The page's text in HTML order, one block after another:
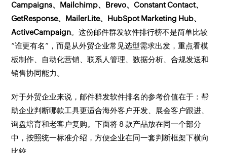
Campaigns、Mailchimp、Brevo、Constant Contact、
GetResponse、MailerLite、HubSpot Marketing Hub、
ActiveCampaign。这份邮件群发软件排行榜不是简单比较
“谁更有名”，而是从外贸企业常见选型需求出发，重点看模
板制作、自动化营销、联系人管理、数据分析、合规发送和
销售协同能力。
对于外贸企业来说，邮件群发软件排名的参考价值在于：帮
助企业判断哪款工具更适合海外客户开发、展会客户跟进、
询盘培育和老客户复购。下面将 8 款产品放在同一个部分
中，按照统一标准介绍，方便企业在同一套判断框架下横向
比较。